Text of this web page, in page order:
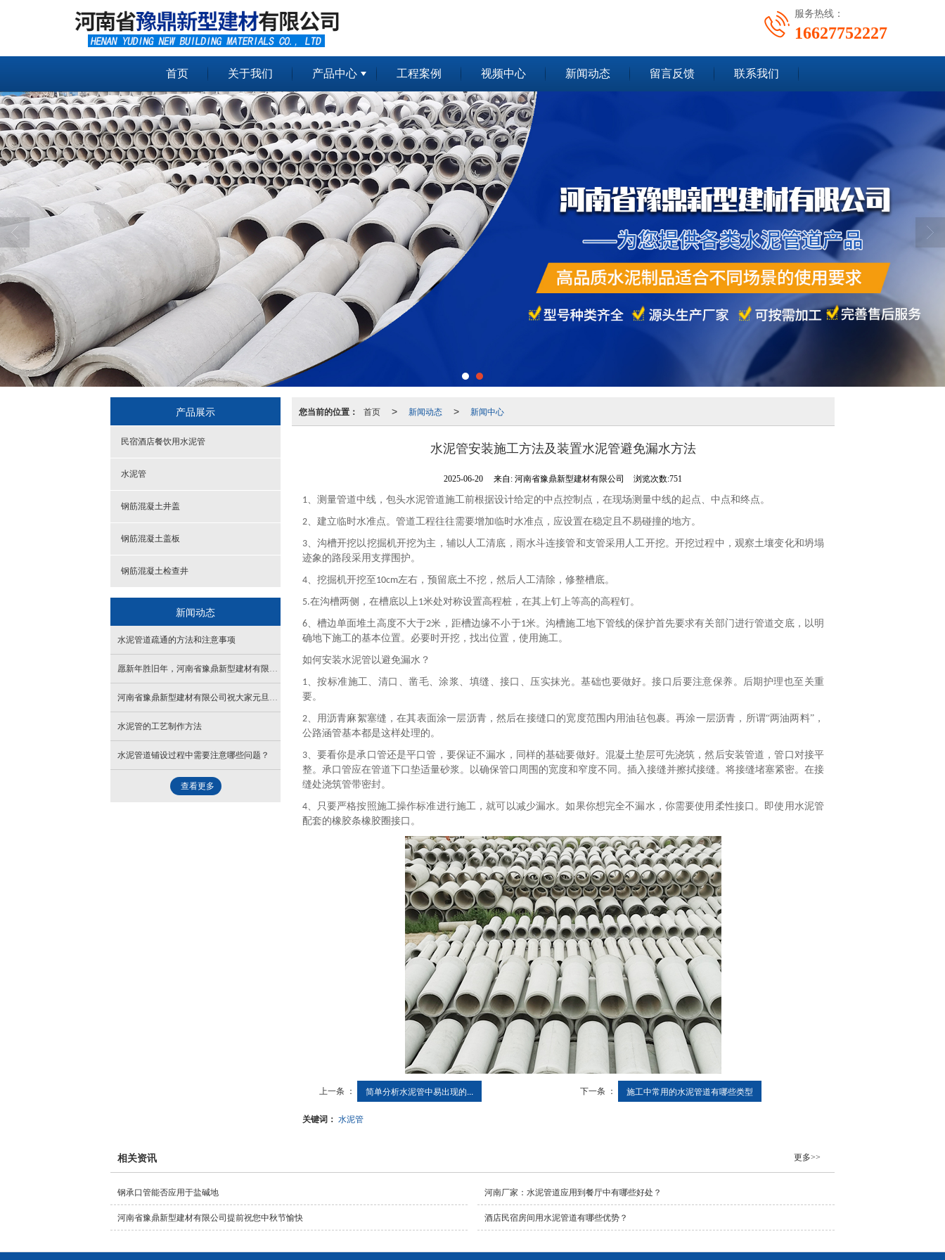
服务热线：
16627752227
首页 关于我们 产品中心 工程案例 视频中心 新闻动态 留言反馈 联系我们
您当前的位置： 首页 > 新闻动态 > 新闻中心
水泥管安装施工方法及装置水泥管避免漏水方法
2025-06-20 来自:河南省豫鼎新型建材有限公司 浏览次数:751
1、测量管道中线，包头水泥管道施工前根据设计给定的中点控制点，在现场测量中线的起点、中点和终点。
2、建立临时水准点。管道工程往往需要增加临时水准点，应设置在稳定且不易碰撞的地方。
3、沟槽开挖以挖掘机开挖为主，辅以人工清底，雨水斗连接管和支管采用人工开挖。开挖过程中，观察土壤变化和坍塌
迹象的路段采用支撑围护。
4、挖掘机开挖至10cm左右，预留底土不挖，然后人工清除，修整槽底。
5.在沟槽两侧，在槽底以上1米处对称设置高程桩，在其上钉上等高的高程钉。
6、槽边单面堆土高度不大于2米，距槽边缘不小于1米。沟槽施工地下管线的保护首先要求有关部门进行管道交底，以明
确地下施工的基本位置。必要时开挖，找出位置，使用施工。
如何安装水泥管以避免漏水？
1、按标准施工、清口、凿毛、涂浆、填缝、接口、压实抹光。基础也要做好。接口后要注意保养。后期护理也至关重
要。
2、用沥青麻絮塞缝，在其表面涂一层沥青，然后在接缝口的宽度范围内用油毡包裹。再涂一层沥青，所谓“两油两料”，
公路涵管基本都是这样处理的。
3、要看你是承口管还是平口管，要保证不漏水，同样的基础要做好。混凝土垫层可先浇筑，然后安装管道，管口对接平
整。承口管应在管道下口垫适量砂浆。以确保管口周围的宽度和窄度不同。插入接缝并擦拭接缝。将接缝堵塞紧密。在接
缝处浇筑管带密封。
4、只要严格按照施工操作标准进行施工，就可以减少漏水。如果你想完全不漏水，你需要使用柔性接口。即使用水泥管
配套的橡胶条橡胶圈接口。
上一条 ： 简单分析水泥管中易出现的... 下一条 ： 施工中常用的水泥管道有哪些类型
关键词： 水泥管
产品展示
民宿酒店餐饮用水泥管
水泥管
钢筋混凝土井盖
钢筋混凝土盖板
钢筋混凝土检查井
新闻动态
水泥管道疏通的方法和注意事项
愿新年胜旧年，河南省豫鼎新型建材有限公司祝大家新年快乐！
河南省豫鼎新型建材有限公司祝大家元旦到，齐欢笑
水泥管的工艺制作方法
水泥管道铺设过程中需要注意哪些问题？
查看更多
相关资讯 更多>>
钢承口管能否应用于盐碱地 河南厂家：水泥管道应用到餐厅中有哪些好处？
河南省豫鼎新型建材有限公司提前祝您中秋节愉快 酒店民宿房间用水泥管道有哪些优势？